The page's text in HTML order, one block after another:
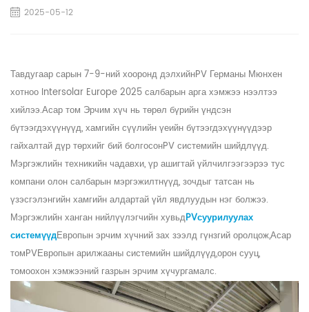
2025-05-12
Тавдугаар сарын 7-9-ний хооронд дэлхийнPV Германы Мюнхен
хотноо Intersolar Europe 2025 салбарын арга хэмжээ нээлтээ
хийлээ.Асар том Эрчим хүч нь төрөл бүрийн үндсэн
бүтээгдэхүүнүүд, хамгийн сүүлийн үеийн бүтээгдэхүүнүүдээр
гайхалтай дүр төрхийг бий болгосонPVсистемийн шийдлүүд.
Мэргэжлийн техникийн чадавхи, үр ашигтай үйлчилгээгээрээ тус
компани олон салбарын мэргэжилтнүүд, зочдыг татсан нь
үзэсгэлэнгийн хамгийн алдартай үйл явдлуудын нэг болжээ.
Мэргэжлийн ханган нийлүүлэгчийн хувьдPVсуурилуулах
системүүдЕвропын эрчим хүчний зах зээлд гүнзгий оролцож,Асар
томPVЕвропын арилжааны системийн шийдлүүд,орон сууц,
томоохон хэмжээний газрын эрчим хүчургамалс.